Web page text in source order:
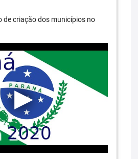
de criação dos municípios no